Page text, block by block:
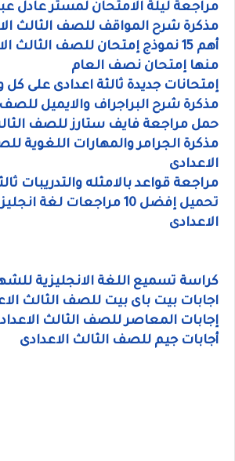
مراجعة ليلة الامتحان لمستر عادل
مذكرة شرح المواقف للصف الثالث
أهم 15 نموذج إمتحان للصف الثالث
منها إمتحان نصف العام
إمتحانات جديدة ثالثة اعدادى على كل
مذكرة شرح البراجراف والايميل للصف
حمل مراجعة فايف ستارز للصف
مذكرة الجرامر والمهارات اللغوية
الاعدادى
مراجعة قواعد بالامثله والتدريبات
تحميل إفضل 10 مراجعات
الاعدادى
كراسة تسميع اللغة الانجليزية
اجابات بيت باى بيت للصف الثالث
إجابات المعاصر للصف الثالث
أجابات جيم للصف الثالث الاعدادى